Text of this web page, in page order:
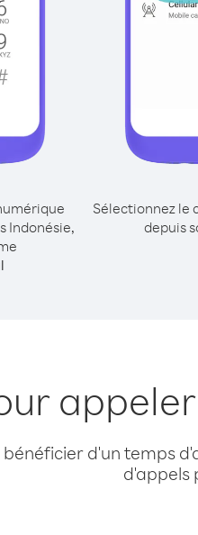
Indonésie,
Sélectionnez le
depuis
d'un temps
d'appels